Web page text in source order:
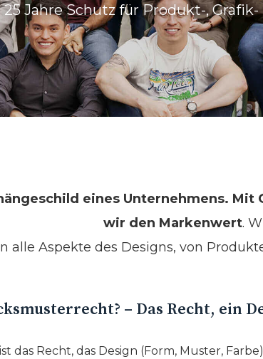
25 Jahre Schutz für Produkt-,
eines Unternehmens.
wir den Markenwert.
alle Aspekte des Designs, von
– Das Recht, ein
das Recht, das Design (Form, Muster,